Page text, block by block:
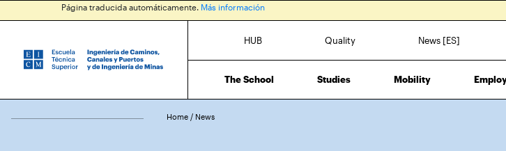
Página traducida automáticamente. Más información
HUB Quality News [ES]
The School Studies Mobility
Home / News